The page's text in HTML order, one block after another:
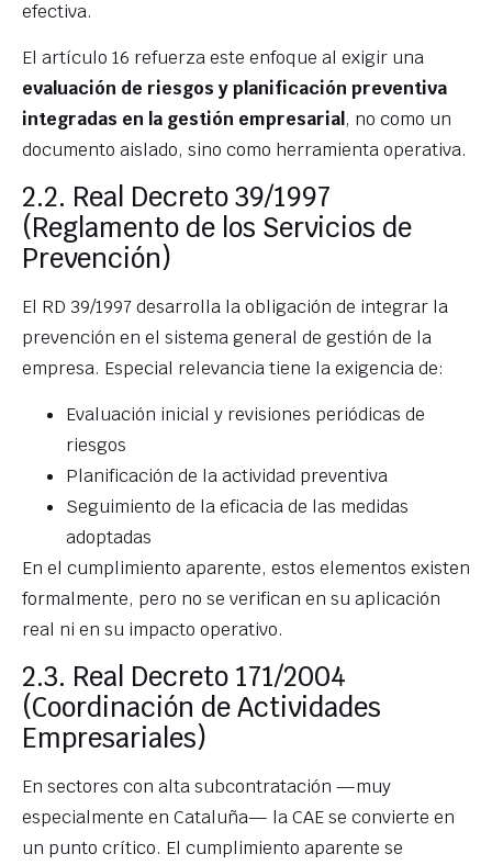
efectiva.
El artículo 16 refuerza este enfoque al exigir una
evaluación de riesgos y planificación preventiva
integradas en la gestión empresarial, no como un
documento aislado, sino como herramienta operativa.
2.2. Real Decreto 39/1997
(Reglamento de los Servicios de
Prevención)
El RD 39/1997 desarrolla la obligación de integrar la
prevención en el sistema general de gestión de la
empresa. Especial relevancia tiene la exigencia de:
Evaluación inicial y revisiones periódicas de
riesgos
Planificación de la actividad preventiva
Seguimiento de la eficacia de las medidas
adoptadas
En el cumplimiento aparente, estos elementos existen
formalmente, pero no se verifican en su aplicación
real ni en su impacto operativo.
2.3. Real Decreto 171/2004
(Coordinación de Actividades
Empresariales)
En sectores con alta subcontratación —muy
especialmente en Cataluña— la CAE se convierte en
un punto crítico. El cumplimiento aparente se